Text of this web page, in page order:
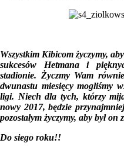
Wszystkim Kibicom życzymy,
sukcesów Hetmana i
stadionie. Życzmy Wam
dwunastu miesięcy mogliśmy
ligi. Niech dla tych, którzy
nowy 2017, będzie
pozostałym życzymy, aby był on
Do siego roku!!